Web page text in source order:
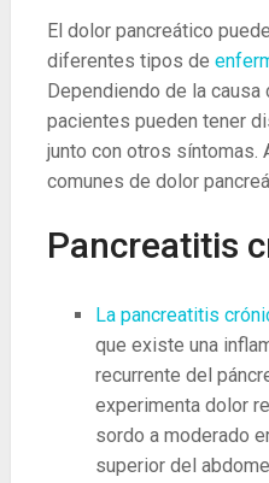
El dolor pancreático
diferentes tipos de
Dependiendo de la
pacientes pueden tener
junto con otros síntomas.
comunes de dolor
Pancreatitis
La pancreatitis
que existe una
recurrente del
experimenta dolor
sordo a moderado
superior del